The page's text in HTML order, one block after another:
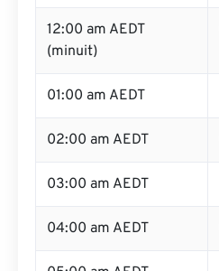
12:00 am AEDT
(minuit)
01:00 am AEDT
02:00 am AEDT
03:00 am AEDT
04:00 am AEDT